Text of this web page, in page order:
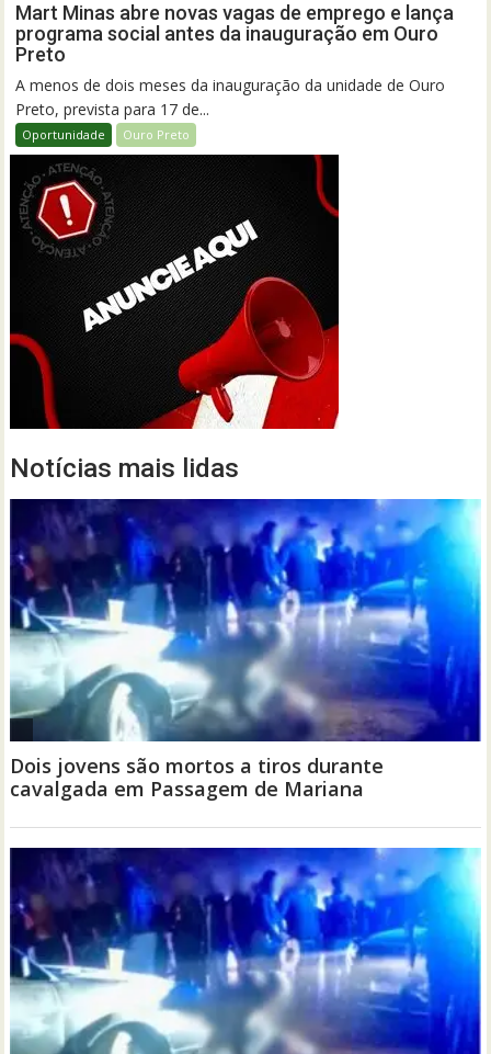
Mart Minas abre novas vagas de emprego e lança
programa social antes da inauguração em Ouro
Preto
A menos de dois meses da inauguração da unidade de Ouro
Preto, prevista para 17 de...
Oportunidade Ouro Preto
Notícias mais lidas